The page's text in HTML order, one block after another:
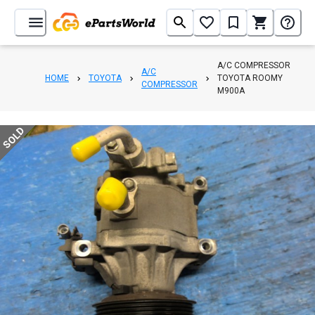
HOME TOYOTA
A/C
COMPRESSOR
A/C COMPRESSOR
TOYOTA ROOMY
M900A
1 / 4
SOLD